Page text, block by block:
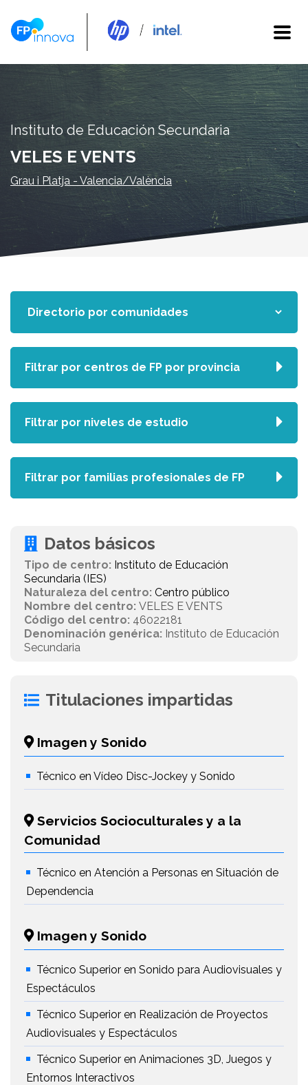
Instituto de Educación Secundaria
VELES E VENTS
Grau i Platja - Valencia/València
Datos básicos
Tipo de centro: Instituto de Educación
Secundaria (IES)
Naturaleza del centro: Centro público
Nombre del centro: VELES E VENTS
Código del centro: 46022181
Denominación genérica: Instituto de Educación
Secundaria
Titulaciones impartidas
Imagen y Sonido
Técnico en Vídeo Disc-Jockey y Sonido
Servicios Socioculturales y a la
Comunidad
Técnico en Atención a Personas en Situación de
Dependencia
Imagen y Sonido
Técnico Superior en Sonido para Audiovisuales y
Espectáculos
Técnico Superior en Realización de Proyectos
Audiovisuales y Espectáculos
Técnico Superior en Animaciones 3D, Juegos y
Entornos Interactivos
Filtrar por centros de FP por provincia
Filtrar por niveles de estudio
Filtrar por familias profesionales de FP